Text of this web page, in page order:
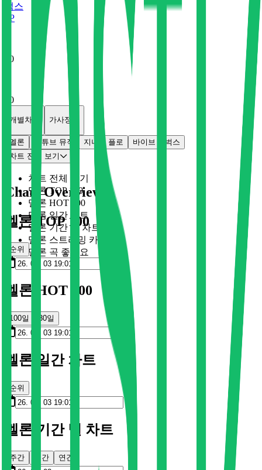
벅스
P
0
0
개별차트 가사정보
멜론 유튜브 뮤직 지니 플로 바이브
벅스
차트 전체 보기
차트 전체 보기
멜론 TOP 100
멜론 HOT 100
멜론 일간 차트
멜론 기간 별 차트
멜론 스트리밍 카드
멜론 곡 좋아요
Chart Overview
멜론 TOP 100
순위
멜론 HOT 100
100일 30일
멜론 일간 차트
순위
멜론 기간 별 차트
주간 월간 연간